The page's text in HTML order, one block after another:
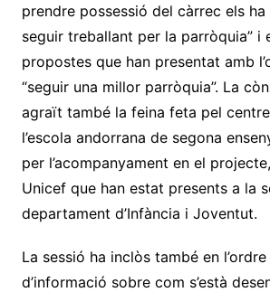
prendre possessió del càrrec els ha
seguir treballant per la parròquia” i
propostes que han presentat amb
“seguir una millor parròquia”. La
agraït també la feina feta pel
l’escola andorrana de segona
per l’acompanyament en el
Unicef que han estat presents a la
departament d’Infància i Joventut.
La sessió ha inclòs també en
d’informació sobre com s’està